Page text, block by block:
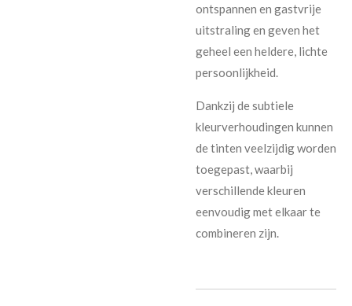
ontspannen en gastvrije
uitstraling en geven het
geheel een heldere, lichte
persoonlijkheid.
Dankzij de subtiele
kleurverhoudingen kunnen
de tinten veelzijdig worden
toegepast, waarbij
verschillende kleuren
eenvoudig met elkaar te
combineren zijn.